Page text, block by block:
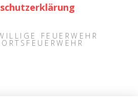
FEUERWEHR